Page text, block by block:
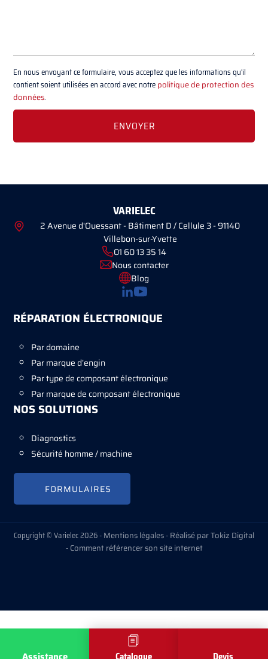
En nous envoyant ce formulaire, vous acceptez que les informations qu'il
contient soient utilisées en accord avec notrepolitique de protection des
données.
VARIELEC
2 Avenue d'Ouessant - Bâtiment D / Cellule 3 - 91140
Villebon-sur-Yvette
01 60 13 35 14
Nous contacter
Blog
RÉPARATION ÉLECTRONIQUE
Par domaine
Par marque d’engin
Par type de composant électronique
Par marque de composant électronique
NOS SOLUTIONS
Diagnostics
Sécurité homme / machine
FORMULAIRES
Copyright © Varielec 2026 -Mentions légales-Réalisé par Tokiz Digital
-Comment référencer son site internet